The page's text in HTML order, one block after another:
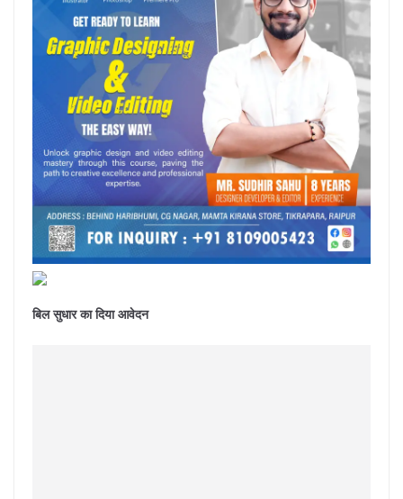
बिल सुधार का दिया आवेदन